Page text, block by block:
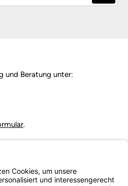
und Beratung unter:
.